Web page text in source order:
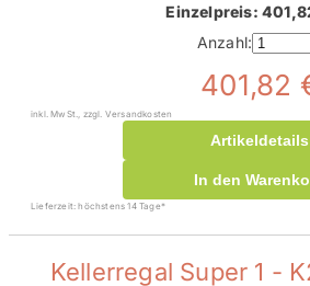
Einzelpreis:
Anzahl:
401,82
inkl. MwSt., zzgl. Versandkosten
Artikeldetails
In den
Lieferzeit: höchstens 14 Tage*
Kellerregal Super 1 -